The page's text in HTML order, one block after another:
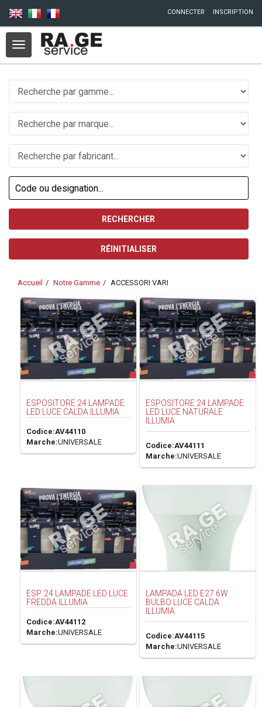
CONNECTER INSCRIPTION
Accueil Notre Gamme ACCESSORI VARI
ESPOSITORE 24 LAMPADE
LED LUCE CALDA ILLUMIA
Codice:AV44110
Marche:UNIVERSALE
ESPOSITORE 24 LAMPADE
LED LUCE NATURALE
ILLUMIA
Codice:AV44111
Marche:UNIVERSALE
ESP. 24 LAMPADE LED LUCE
FREDDA ILLUMIA
Codice:AV44112
Marche:UNIVERSALE
LAMPADA LED E27 6W
BULBO LUCE CALDA
ILLUMIA
Codice:AV44115
Marche:UNIVERSALE